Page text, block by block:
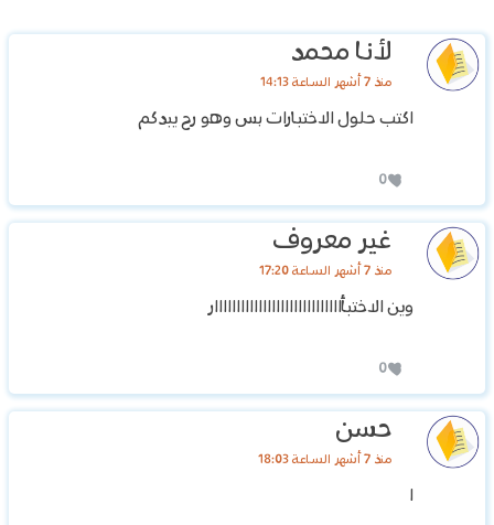
لأنا محمد
منذ 7 أشهر الساعة 14:13
اكتب حلول الاختبارات بس وهو رح يبدكم
0
غير معروف
منذ 7 أشهر الساعة 17:20
وين الاختبأااااااااااااااااااااااااااااار
0
حسن
منذ 7 أشهر الساعة 18:03
ا